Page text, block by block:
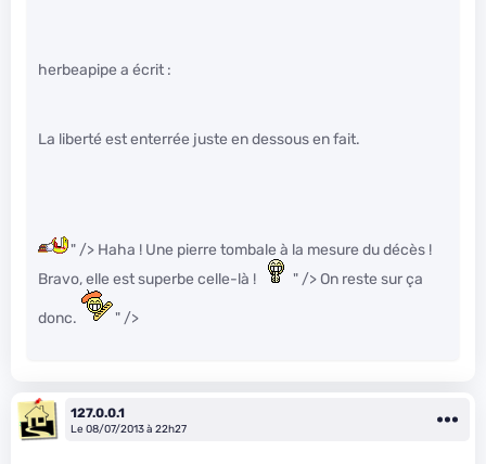
herbeapipe a écrit :
La liberté est enterrée juste en dessous en fait.
" /> Haha ! Une pierre tombale à la mesure du décès !
Bravo, elle est superbe celle-là !
" /> On reste sur ça
donc. " />
127.0.0.1
Le 08/07/2013 à 22h27